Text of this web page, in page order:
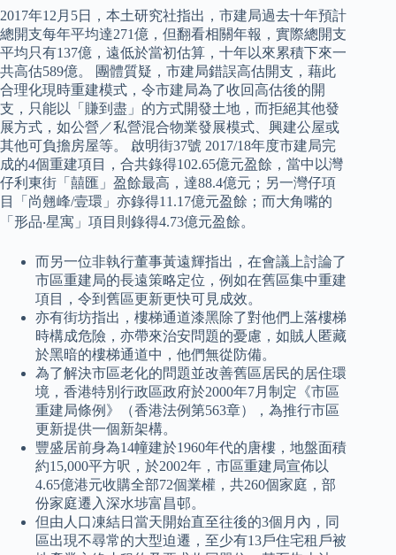
2017年12月5日，本土研究社指出，市建局過去十年預計
總開支每年平均達271億，但翻看相關年報，實際總開支
平均只有137億，遠低於當初估算，十年以來累積下來一
共高估589億。 團體質疑，市建局錯誤高估開支，藉此
合理化現時重建模式，令市建局為了收回高估後的開
支，只能以「賺到盡」的方式開發土地，而拒絕其他發
展方式，如公營／私營混合物業發展模式、興建公屋或
其他可負擔房屋等。 啟明街37號 2017/18年度市建局完
成的4個重建項目，合共錄得102.65億元盈餘，當中以灣
仔利東街「囍匯」盈餘最高，達88.4億元；另一灣仔項
目「尚翹峰/壹環」亦錄得11.17億元盈餘；而大角嘴的
「形品‧星寓」項目則錄得4.73億元盈餘。
而另一位非執行董事黃遠輝指出，在會議上討論了
市區重建局的長遠策略定位，例如在舊區集中重建
項目，令到舊區更新更快可見成效。
亦有街坊指出，樓梯通道漆黑除了對他們上落樓梯
時構成危險，亦帶來治安問題的憂慮，如賊人匿藏
於黑暗的樓梯通道中，他們無從防備。
為了解決市區老化的問題並改善舊區居民的居住環
境，香港特別行政區政府於2000年7月制定《市區
重建局條例》（香港法例第563章），為推行市區
更新提供一個新架構。
豐盛居前身為14幢建於1960年代的唐樓，地盤面積
約15,000平方呎，於2002年，市區重建局宣佈以
4.65億港元收購全部72個業權，共260個家庭，部
份家庭遷入深水埗富昌邨。
但由人口凍結日當天開始直至往後的3個月內，同
區出現不尋常的大型迫遷，至少有13戶住宅租戶被